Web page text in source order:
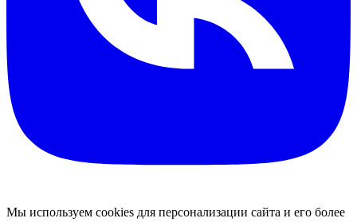
Мы используем cookies для персонализации сайта и его более